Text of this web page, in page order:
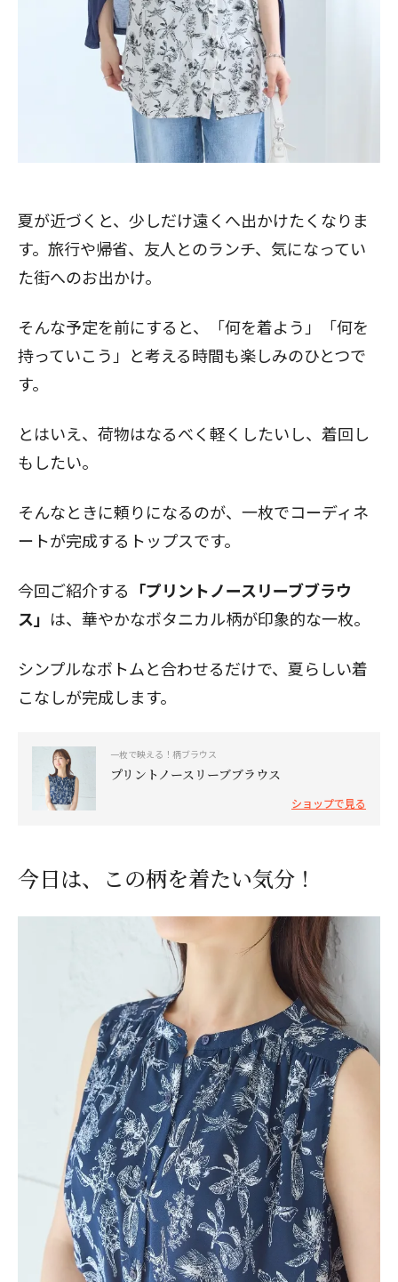
夏が近づくと、少しだけ遠くへ出かけたくなりま
す。旅行や帰省、友人とのランチ、気になってい
た街へのお出かけ。
そんな予定を前にすると、「何を着よう」「何を
持っていこう」と考える時間も楽しみのひとつで
す。
とはいえ、荷物はなるべく軽くしたいし、着回し
もしたい。
そんなときに頼りになるのが、一枚でコーディネ
ートが完成するトップスです。
今回ご紹介する 「プリントノースリーブブラウ
ス」 は、華やかなボタニカル柄が印象的な一枚。
シンプルなボトムと合わせるだけで、夏らしい着
こなしが完成します。
一枚で映える！柄ブラウス
プリントノースリーブブラウス
ショップで見る
今日は、この柄を着たい気分！